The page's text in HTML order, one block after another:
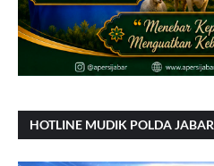
HOTLINE MUDIK POLDA JABAR